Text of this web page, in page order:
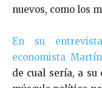
nuevos, como los
En su
economista
de cual sería, a